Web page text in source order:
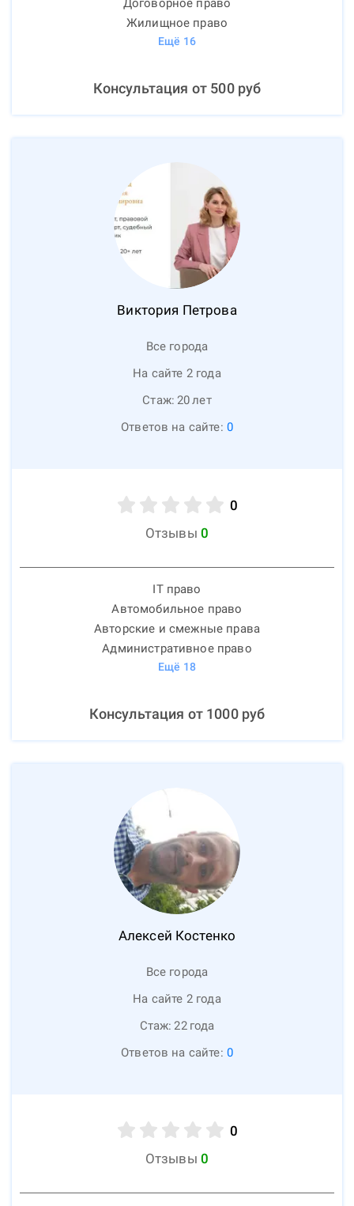
Договорное право
Жилищное право
Ещё 16
Консультация от 500руб
Виктория Петрова
Все города
На сайте 2 года
Стаж: 20лет
Ответов на сайте: 0
0
Отзывы 0
IT право
Автомобильное право
Авторские и смежные права
Административное право
Ещё 18
Консультация от 1000руб
Алексей Костенко
Все города
На сайте 2 года
Стаж: 22 года
Ответов на сайте: 0
0
Отзывы 0